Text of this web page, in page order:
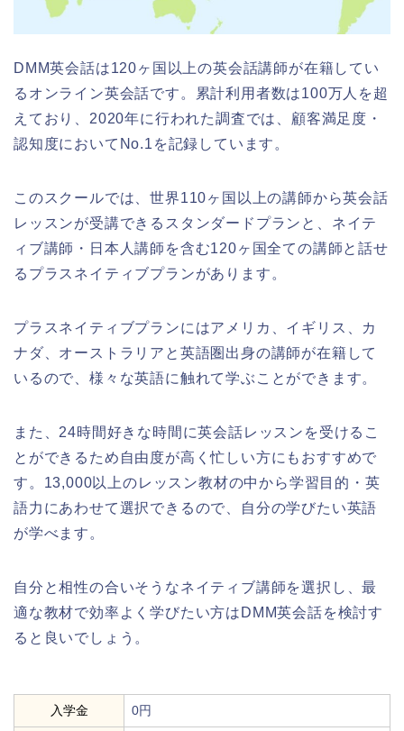
DMM英会話は120ヶ国以上の英会話講師が在籍してい
るオンライン英会話です。累計利用者数は100万人を超
えており、2020年に行われた調査では、顧客満足度・
認知度においてNo.1を記録しています。
このスクールでは、世界110ヶ国以上の講師から英会話
レッスンが受講できるスタンダードプランと、ネイテ
ィブ講師・日本人講師を含む120ヶ国全ての講師と話せ
るプラスネイティブプランがあります。
プラスネイティブプランにはアメリカ、イギリス、カ
ナダ、オーストラリアと英語圏出身の講師が在籍して
いるので、様々な英語に触れて学ぶことができます。
また、24時間好きな時間に英会話レッスンを受けるこ
とができるため自由度が高く忙しい方にもおすすめで
す。13,000以上のレッスン教材の中から学習目的・英
語力にあわせて選択できるので、自分の学びたい英語
が学べます。
自分と相性の合いそうなネイティブ講師を選択し、最
適な教材で効率よく学びたい方はDMM英会話を検討す
ると良いでしょう。
入学金 0円